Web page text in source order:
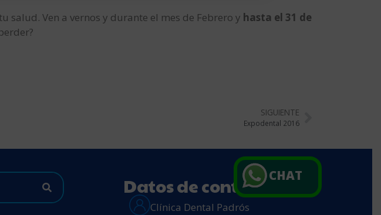
salud. Ven a vernos y durante el mes de Febrero y hasta el 31 de
SIGUIENTE
Expodental 2016
Datos de contacto
Clínica Dental Padrós
CHAT